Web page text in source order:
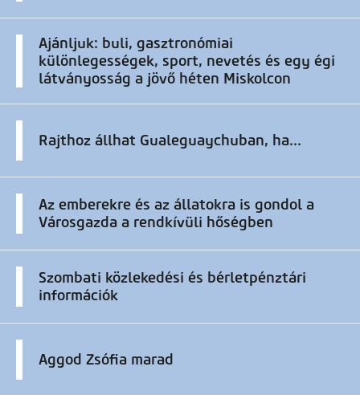
Ajánljuk: buli, gasztronómiai
különlegességek, sport, nevetés és egy égi
látványosság a jövő héten Miskolcon
Rajthoz állhat Gualeguaychuban, ha...
Az emberekre és az állatokra is gondol a
Városgazda a rendkívüli hőségben
Szombati közlekedési és bérletpénztári
információk
Aggod Zsófia marad